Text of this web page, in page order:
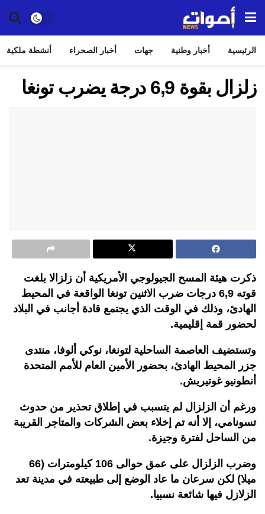
الرئيسية أخبار وطنية جهات أخبار الصحراء أنشطة ملكية
زلزال بقوة 6,9 درجة يضرب تونغا
ذكرت هيئة المسح الجيولوجي الأمريكية أن زلزالا بلغت
قوته 6,9 درجات ضرب الاثنين تونغا الواقعة في المحيط
الهادئ، وذلك في الوقت الذي يجتمع قادة أجانب في البلاد
لحضور قمة إقليمية.
وتستضيف العاصمة الساحلية لتونغا، نوكي ألوفا، منتدى
جزر المحيط الهادئ، بحضور الأمين العام للأمم المتحدة
أنطونيو غوتيريش.
ورغم أن الزلزال لم يتسبب في إطلاق تحذير من حدوث
تسونامي، إلا أنه تم إخلاء بعض الشركات والمتاجر القريبة
من الساحل لفترة وجيزة.
وضرب الزلزال على عمق حوالى 106 كيلومترات (66
ميلا) لكن سرعان ما عاد الوضع إلى طبيعته في مدينة تعد
الزلازل فيها شائعة نسبيا.